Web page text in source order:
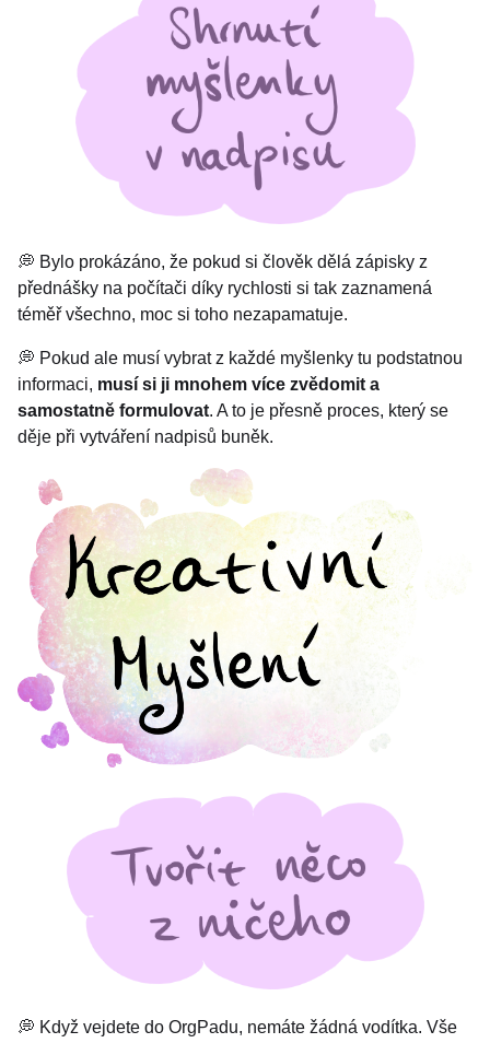
💭 Bylo prokázáno, že pokud si člověk dělá zápisky z
přednášky na počítači díky rychlosti si tak zaznamená
téměř všechno, moc si toho nezapamatuje.
💭 Pokud ale musí vybrat z každé myšlenky tu podstatnou
informaci, musí si ji mnohem více zvědomit a
samostatně formulovat. A to je přesně proces, který se
děje při vytváření nadpisů buněk.
💭 Když vejdete do OrgPadu, nemáte žádná vodítka. Vše